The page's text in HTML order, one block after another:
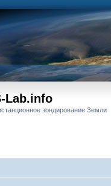
Lab.info
зондирование Земли